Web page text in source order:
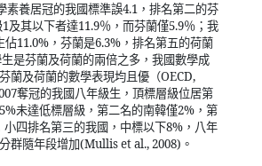
素養居冠的我國標準誤4.1，排名第二的芬
1及其以下者達11.9％，而芬蘭僅5.9％；我
佔11.0% ，芬蘭是6.3% ，排名第五的荷蘭
生是芬蘭及荷蘭的兩倍之多，我國數學成
蘭及荷蘭的數學表現均且優（OECD,
奪冠的我國八年級生，頂標層級位居第
5%未達低標層級，第二名的南韓僅2% ，第
小四排名第三的我國，中標以下8% ，八年
群隨年段增加(Mullis et al., 2008) 。